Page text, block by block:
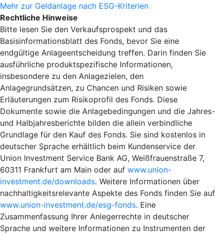
Mehr zur Geldanlage nach ESG-Kriterien
Rechtliche Hinweise
Bitte lesen Sie den Verkaufsprospekt und das
Basisinformationsblatt des Fonds, bevor Sie eine
endgültige Anlageentscheidung treffen. Darin finden Sie
ausführliche produktspezifische Informationen,
insbesondere zu den Anlagezielen, den
Anlagegrundsätzen, zu Chancen und Risiken sowie
Erläuterungen zum Risikoprofil des Fonds. Diese
Dokumente sowie die Anlagebedingungen und die Jahres-
und Halbjahresberichte bilden die allein verbindliche
Grundlage für den Kauf des Fonds. Sie sind kostenlos in
deutscher Sprache erhältlich beim Kundenservice der
Union Investment Service Bank AG, Weißfrauenstraße 7,
60311 Frankfurt am Main oder auf www.union-
investment.de/downloads. Weitere Informationen über
nachhaltigkeitsrelevante Aspekte des Fonds finden Sie auf
www.union-investment.de/esg-fonds. Eine
Zusammenfassung Ihrer Anlegerrechte in deutscher
Sprache und weitere Informationen zu Instrumenten der